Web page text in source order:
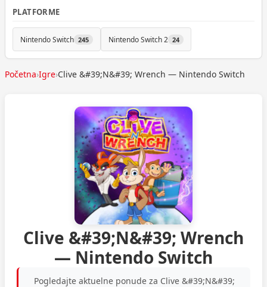
PLATFORME
Nintendo Switch 245 Nintendo Switch 2 24
Početna›Igre›Clive &#39;N&#39; Wrench — Nintendo Switch
Clive &#39;N&#39; Wrench
— Nintendo Switch
Pogledajte aktuelne ponude za Clive &#39;N&#39;